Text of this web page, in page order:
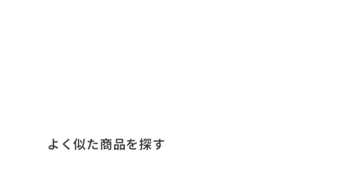
よく似た商品を探す